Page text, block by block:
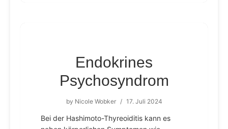
Endokrines
Psychosyndrom
by Nicole Wobker / 17. Juli 2024
Bei der Hashimoto-Thyreoiditis kann es